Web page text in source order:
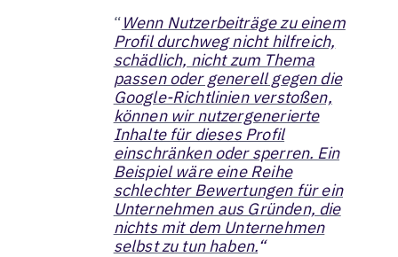
“Wenn Nutzerbeiträge zu einem
Profil durchweg nicht hilfreich,
schädlich, nicht zum Thema
passen oder generell gegen die
Google-Richtlinien verstoßen,
können wir nutzergenerierte
Inhalte für dieses Profil
einschränken oder sperren. Ein
Beispiel wäre eine Reihe
schlechter Bewertungen für ein
Unternehmen aus Gründen, die
nichts mit dem Unternehmen
selbst zu tun haben.“